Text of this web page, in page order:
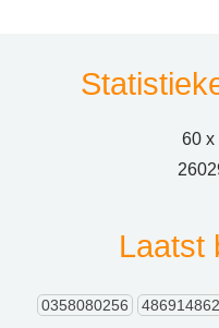
60 x
Laatst
0358080256